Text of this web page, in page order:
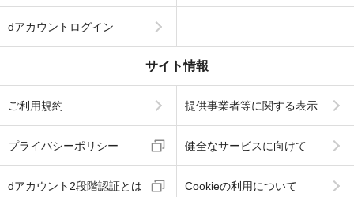
dアカウントログイン
サイト情報
ご利用規約 提供事業者等に関する表示
プライバシーポリシー 健全なサービスに向けて
dアカウント2段階認証とは Cookieの利用について